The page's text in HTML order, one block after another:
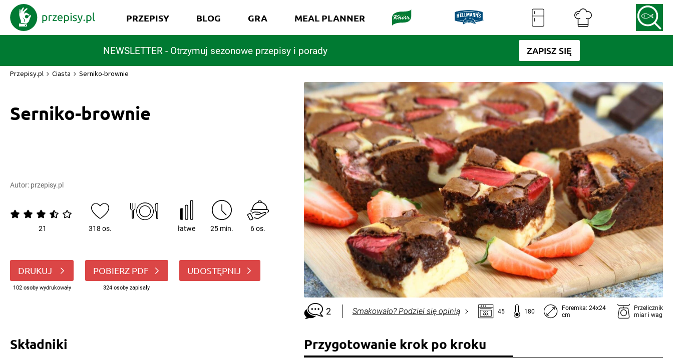
NEWSLETTER - Otrzymuj sezonowe przepisy i porady ZAPISZ SIĘ
PRZEPISY BLOG GRA MEAL PLANNER
Przepisy.pl Ciasta Serniko-brownie
Serniko-brownie
Autor: przepisy.pl
21 318 os. łatwe 25 min. 6 os.
DRUKUJ
102 osoby wydrukowały
POBIERZ PDF
324 osoby zapisały
UDOSTĘPNIJ
2 Smakowało? Podziel się opinią 45 180
Foremka: 24x24
cm
Przelicznik
miar i wag
Składniki Przygotowanie krok po kroku